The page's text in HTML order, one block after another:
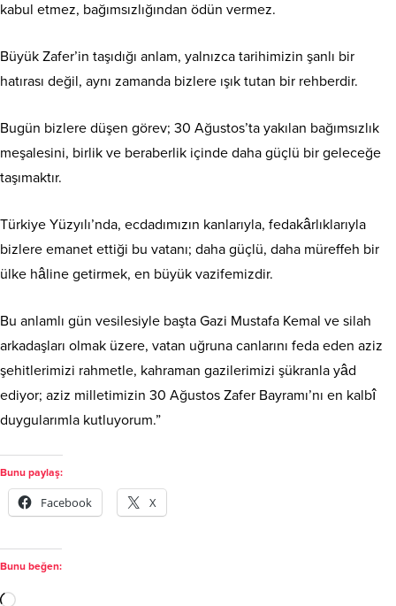
kabul etmez, bağımsızlığından ödün vermez.
Büyük Zafer’in taşıdığı anlam, yalnızca tarihimizin şanlı bir
hatırası değil, aynı zamanda bizlere ışık tutan bir rehberdir.
Bugün bizlere düşen görev; 30 Ağustos’ta yakılan bağımsızlık
meşalesini, birlik ve beraberlik içinde daha güçlü bir geleceğe
taşımaktır.
Türkiye Yüzyılı’nda, ecdadımızın kanlarıyla, fedakârlıklarıyla
bizlere emanet ettiği bu vatanı; daha güçlü, daha müreffeh bir
ülke hâline getirmek, en büyük vazifemizdir.
Bu anlamlı gün vesilesiyle başta Gazi Mustafa Kemal ve silah
arkadaşları olmak üzere, vatan uğruna canlarını feda eden aziz
şehitlerimizi rahmetle, kahraman gazilerimizi şükranla yâd
ediyor; aziz milletimizin 30 Ağustos Zafer Bayramı’nı en kalbî
duygularımla kutluyorum.”
Bunu paylaş:
Facebook X
Bunu beğen: